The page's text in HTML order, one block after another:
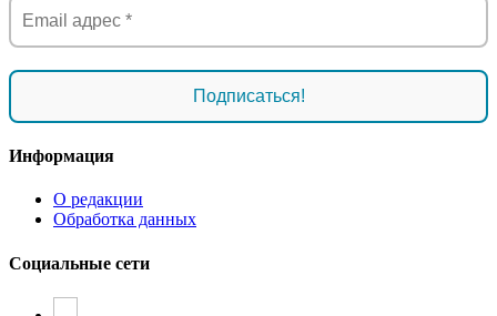
Информация
О редакции
Обработка данных
Социальные сети